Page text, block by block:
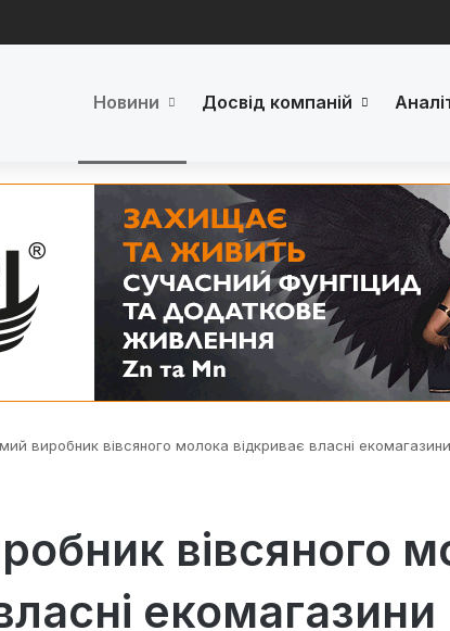
Новини Досвід компаній
виробник вівсяного молока відкриває власні
вівсяного
екомагазини